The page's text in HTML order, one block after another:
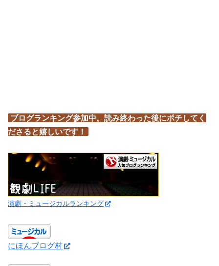
ブログランキング参加中。読み終わった後にポチしてく
ださると嬉しいです！
演劇・ミュージカルランキング
にほんブログ村